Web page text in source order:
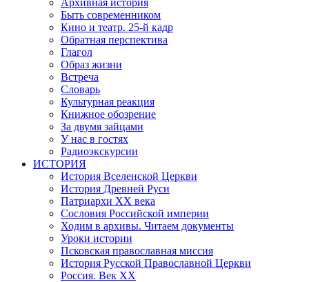
Быть современником
Кино и театр. 25-й кадр
Обратная перспектива
Глагол
Образ жизни
Встреча
Словарь
Культурная реакция
Книжное обозрение
За двумя зайцами
У нас в гостях
Радиоэкскурсии
ИСТОРИЯ
История Вселенской Церкви
История Древней Руси
Патриархи XX века
Сословия Российской империи
Ходим в архивы. Читаем документы
Уроки истории
Псковская православная миссия
История Русской Православной Церкви
Россия. Век ХХ